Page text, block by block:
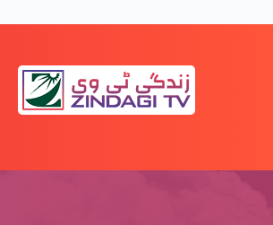
یسعیاہ کی کتاب 53 باب
مسیح کے دشوار فرمودات؟